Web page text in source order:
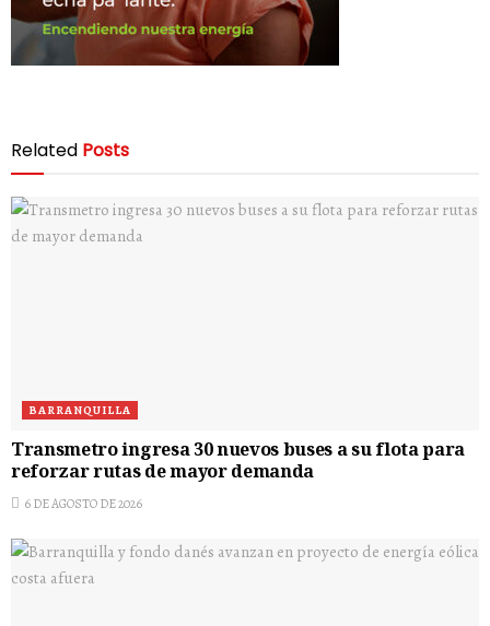
Related Posts
BARRANQUILLA
Transmetro ingresa 30 nuevos buses a su flota para
reforzar rutas de mayor demanda
6 DE AGOSTO DE 2026